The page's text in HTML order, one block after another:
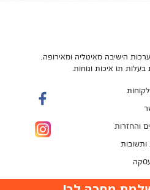
הישיבה מאיטליה ומאירופה,
בעלות תו איכות ונוחות.
והחזרות
לקוחות